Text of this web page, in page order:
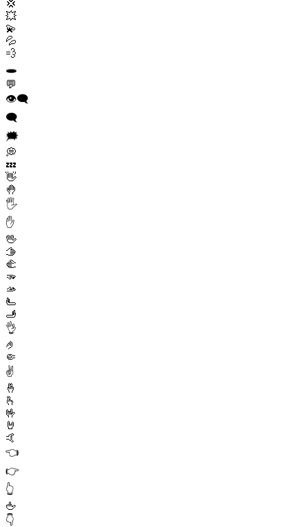
💢
💥
💫
💦
💨
🕳️
💬
👁️‍🗨️
🗨️
🗯️
💭
💤
👋
🤚
🖐️
✋
🖖
🫱
🫲
🫳
🫴
🫷
🫸
👌
🤌
🤏
✌️
🤞
🫰
🤟
🤘
🤙
👈
👉
👆
🖕
👇